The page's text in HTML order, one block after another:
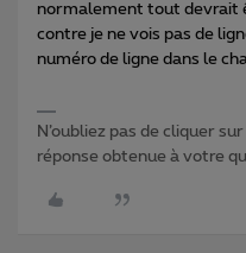
normalement tout devrait
contre je ne vois pas de
numéro de ligne dans le
N’oubliez pas de cliquer
réponse obtenue à votre